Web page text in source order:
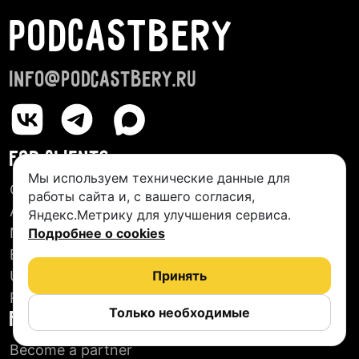
PODCASTBERY
info@podcastbery.ru
FOR CLIENTS
Creative Studios
About us
New Podcasts
Blog
User agreement
Reviews
FOR PARTNERS
Become a partner
Мы используем технические данные для
работы сайта и, с вашего согласия,
Яндекс.Метрику для улучшения сервиса.
Подробнее о cookies
Только необходимые
Принять